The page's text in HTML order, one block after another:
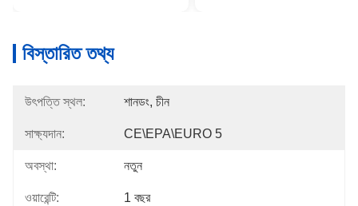
বিস্তারিত তথ্য
উৎপত্তি স্থল: শানডং, চীন
সাক্ষ্যদান: CE\EPA\EURO 5
অবস্থা: নতুন
ওয়ারেন্টি: 1 বছর